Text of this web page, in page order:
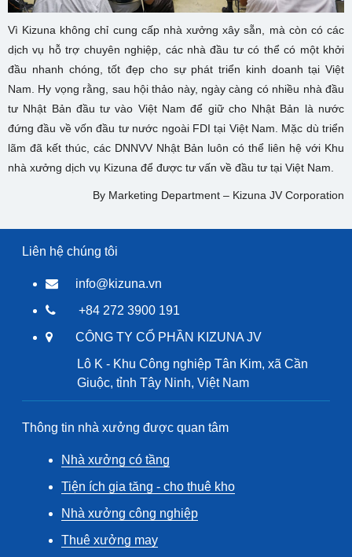
Vì Kizuna không chỉ cung cấp nhà xưởng xây sẵn, mà còn có các
dịch vụ hỗ trợ chuyên nghiệp, các nhà đầu tư có thể có một khởi
đầu nhanh chóng, tốt đẹp cho sự phát triển kinh doanh tại Việt
Nam. Hy vọng rằng, sau hội thảo này, ngày càng có nhiều nhà đầu
tư Nhật Bản đầu tư vào Việt Nam để giữ cho Nhật Bản là nước
đứng đầu về vốn đầu tư nước ngoài FDI tại Việt Nam. Mặc dù triển
lãm đã kết thúc, các DNNVV Nhật Bản luôn có thể liên hệ với Khu
nhà xưởng dịch vụ Kizuna để được tư vấn về đầu tư tại Việt Nam.
By Marketing Department – Kizuna JV Corporation
Liên hệ chúng tôi
info@kizuna.vn
+84 272 3900 191
CÔNG TY CỔ PHẦN KIZUNA JV
Lô K - Khu Công nghiệp Tân Kim, xã Cần
Giuộc, tỉnh Tây Ninh, Việt Nam
Thông tin nhà xưởng được quan tâm
Nhà xưởng có tầng
Tiện ích gia tăng - cho thuê kho
Nhà xưởng công nghiệp
Thuê xưởng may